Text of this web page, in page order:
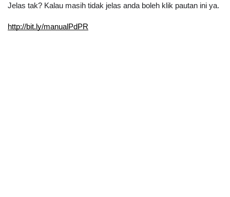
Jelas tak? Kalau masih tidak jelas anda boleh klik pautan ini ya.
http://bit.ly/manualPdPR